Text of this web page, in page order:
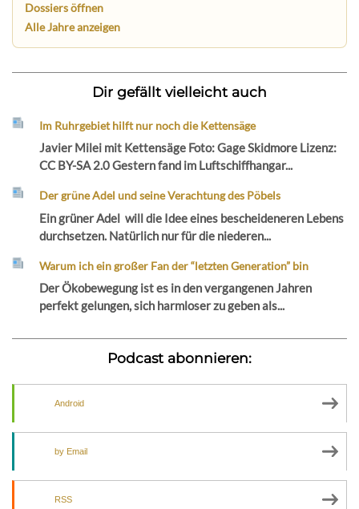
Dossiers öffnen
Alle Jahre anzeigen
Dir gefällt vielleicht auch
Im Ruhrgebiet hilft nur noch die Kettensäge
Javier Milei mit Kettensäge Foto: Gage Skidmore Lizenz:
CC BY-SA 2.0 Gestern fand im Luftschiffhangar...
Der grüne Adel und seine Verachtung des Pöbels
Ein grüner Adel will die Idee eines bescheideneren Lebens
durchsetzen. Natürlich nur für die niederen...
Warum ich ein großer Fan der “letzten Generation” bin
Der Ökobewegung ist es in den vergangenen Jahren
perfekt gelungen, sich harmloser zu geben als...
Podcast abonnieren:
Android
by Email
RSS